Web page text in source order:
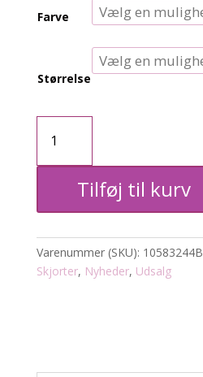
Farve
Størrelse
KCada
bluse
sten
antal
Tilføj til kurv
Varenummer (SKU): 10583244B
Skjorter, Nyheder, Udsalg